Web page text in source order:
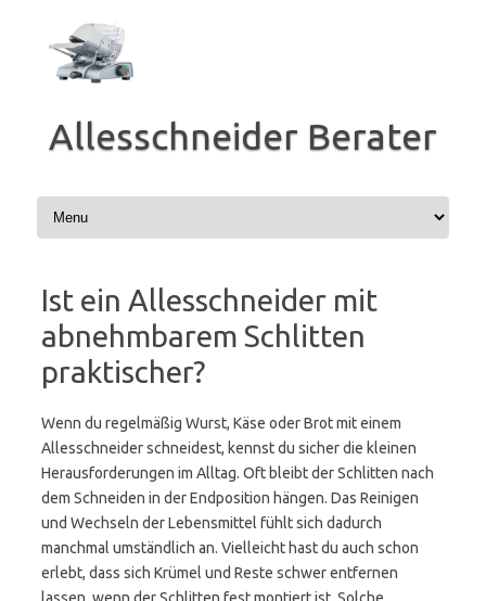
springen
Allesschneider Berater
Ist ein Allesschneider mit
abnehmbarem Schlitten
praktischer?
Wenn du regelmäßig Wurst, Käse oder Brot mit einem
Allesschneider schneidest, kennst du sicher die kleinen
Herausforderungen im Alltag. Oft bleibt der Schlitten nach
dem Schneiden in der Endposition hängen. Das Reinigen
und Wechseln der Lebensmittel fühlt sich dadurch
manchmal umständlich an. Vielleicht hast du auch schon
erlebt, dass sich Krümel und Reste schwer entfernen